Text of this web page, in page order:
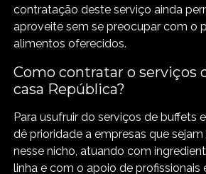
contratação deste serviço ainda
aproveite sem se preocupar com o
alimentos oferecidos.
Como contratar o serviços
casa República?
Para usufruir do serviços de buffets
dê prioridade a empresas que
nesse nicho, atuando com
linha e com o apoio de profissionais